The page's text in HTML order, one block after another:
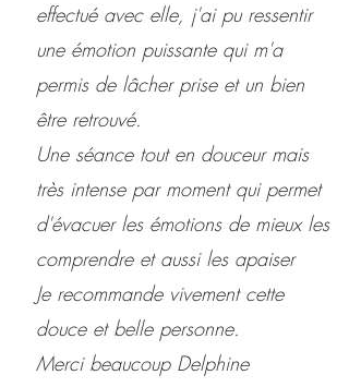
effectué avec elle, j'ai pu ressentir
une émotion puissante qui m'a
permis de lâcher prise et un bien
être retrouvé.
Une séance tout en douceur mais
très intense par moment qui permet
d'évacuer les émotions de mieux les
comprendre et aussi les apaiser
Je recommande vivement cette
douce et belle personne.
Merci beaucoup Delphine